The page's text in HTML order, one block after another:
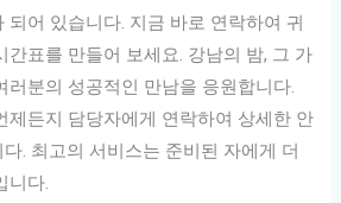
되어 있습니다. 지금 바로 연락하여 귀
간표를 만들어 보세요. 강남의 밤, 그 가
러분의 성공적인 만남을 응원합니다.
제든지 담당자에게 연락하여 상세한 안
. 최고의 서비스는 준비된 자에게 더
니다.